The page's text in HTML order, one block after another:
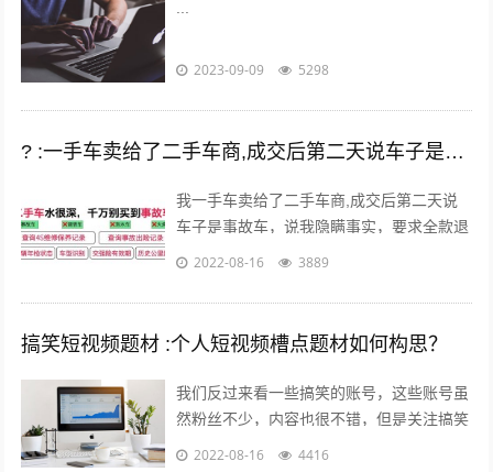
...
2023-09-09 5298
? :一手车卖给了二手车商,成交后第二天说车子是事故车，说隐瞒事实？
我一手车卖给了二手车商,成交后第二天说
车子是事故车，说我隐瞒事实，要求全款退
车，我该怎么办？ 报警处理。二手车行在
2022-08-16 3889
搞笑短视频题材 :个人短视频槽点题材如何构思？
我们反过来看一些搞笑的账号，这些账号虽
然粉丝不少，内容也很不错，但是关注搞笑
账号的用户，大多数都是为了开心的，所以
2022-08-16 4416